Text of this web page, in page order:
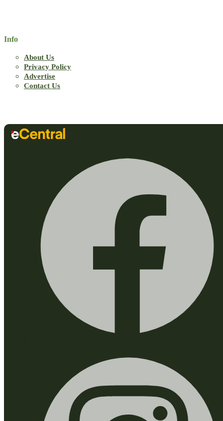
Info
About Us
Privacy Policy
Advertise
Contact Us